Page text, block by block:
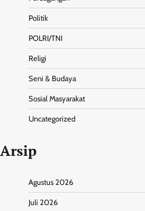
Politik
POLRI/TNI
Religi
Seni & Budaya
Sosial Masyarakat
Uncategorized
Arsip
Agustus 2026
Juli 2026